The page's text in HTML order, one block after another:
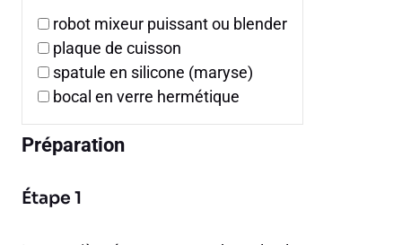
robot mixeur puissant ou blender
plaque de cuisson
spatule en silicone (maryse)
bocal en verre hermétique
Préparation
Étape 1